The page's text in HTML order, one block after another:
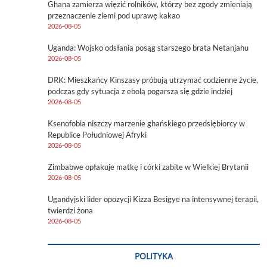
Ghana zamierza więzić rolników, którzy bez zgody zmieniają
przeznaczenie ziemi pod uprawę kakao
2026-08-05
Uganda: Wojsko odsłania posąg starszego brata Netanjahu
2026-08-05
DRK: Mieszkańcy Kinszasy próbują utrzymać codzienne życie,
podczas gdy sytuacja z ebolą pogarsza się gdzie indziej
2026-08-05
Ksenofobia niszczy marzenie ghańskiego przedsiębiorcy w
Republice Południowej Afryki
2026-08-05
Zimbabwe opłakuje matkę i córki zabite w Wielkiej Brytanii
2026-08-05
Ugandyjski lider opozycji Kizza Besigye na intensywnej terapii,
twierdzi żona
2026-08-05
POLITYKA